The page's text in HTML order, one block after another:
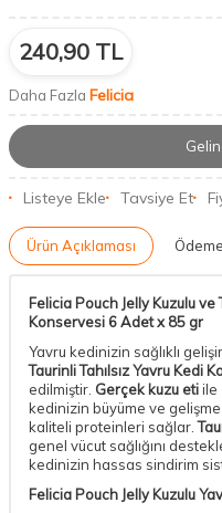
240,90 TL
Daha Fazla Felicia
Listeye Ekle Tavsiye Et
Ürün Açıklaması
Felicia Pouch Jelly Kuzulu ve
Konservesi 6 Adet x 85 gr
Yavru kedinizin sağlıklı
Taurinli Tahılsız Yavru Kedi
edilmiştir. Gerçek kuzu etiile
kedinizin büyüme ve
kaliteli proteinleri sağlar.
genel vücut sağlığını
kedinizin hassas sindirim
Felicia Pouch Jelly Kuzulu